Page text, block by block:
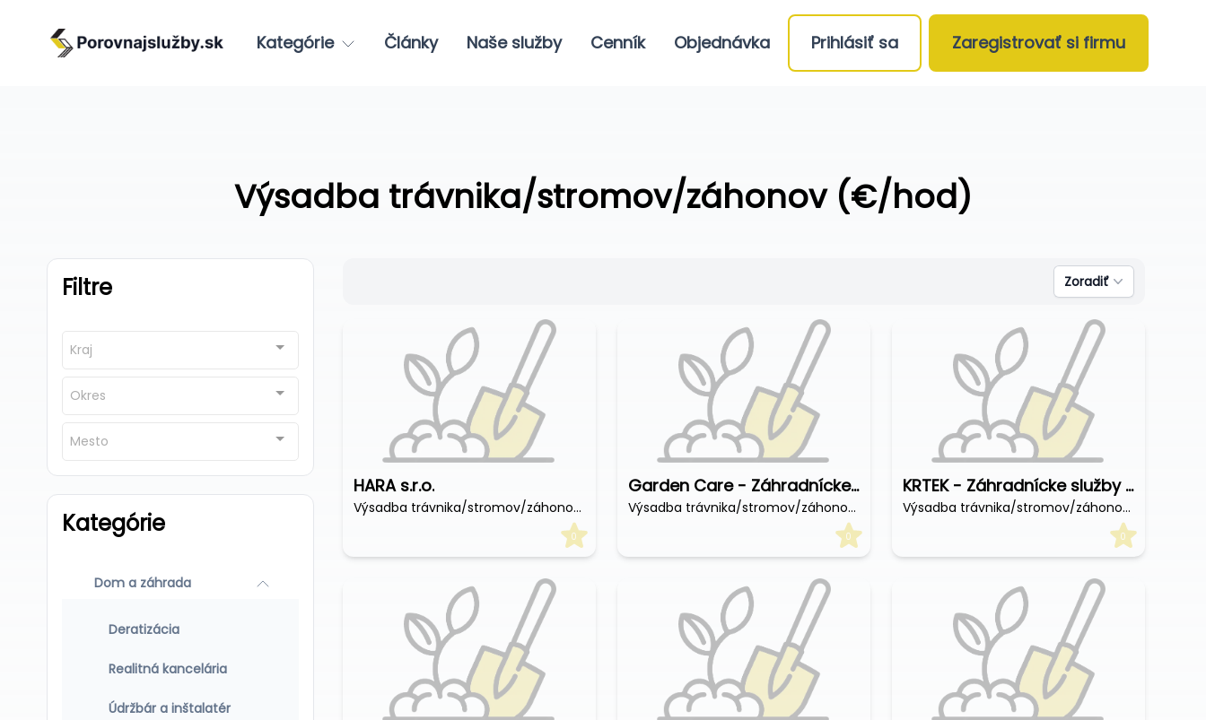
Kategórie Články Naše služby Cenník Objednávka Prihlásiť sa Zaregistrovať si firmu
Výsadba trávnika/stromov/záhonov (€/hod)
Filtre
Kraj
Okres
Mesto
Kategórie
Dom a záhrada
Deratizácia
Realitná kancelária
Údržbár a inštalatér
Zoradiť
HARA s.r.o.
Výsadba trávnika/stromov/záhonov (€/hod)
0
Garden Care - Záhradnícke služby
Výsadba trávnika/stromov/záhonov (€/hod)
0
KRTEK - Záhradnícke služby a predaj okrasných rastlín
Výsadba trávnika/stromov/záhonov (€/hod)
0